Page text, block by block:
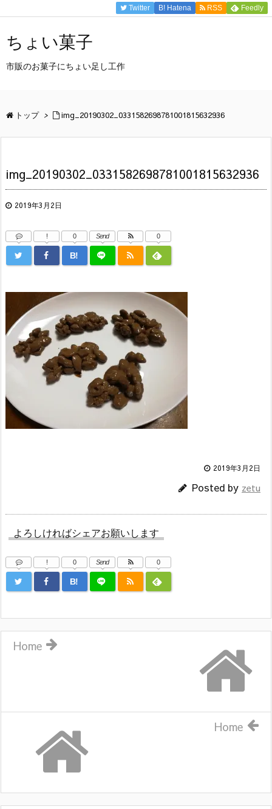
Twitter B! Hatena RSS Feedly
ちょい菓子
市販のお菓子にちょい足し工作
トップ > img_20190302_0331582698781001815632936
img_20190302_0331582698781001815632936
2019年3月2日
!
B!
0 Send 0
2019年3月2日
Posted by zetu
よろしければシェアお願いします
!
B!
0 Send 0
Home
Home